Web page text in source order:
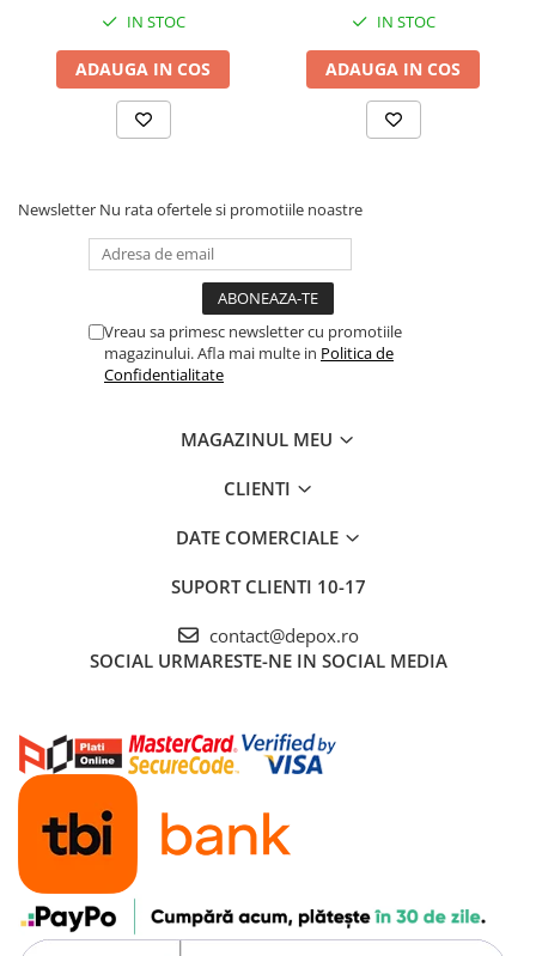
IN STOC
ADAUGA IN COS
IN STOC
ADAUGA IN COS
Newsletter Nu rata ofertele si promotiile noastre
Vreau sa primesc newsletter cu promotiile
magazinului. Afla mai multe in Politica de
Confidentialitate
MAGAZINUL MEU
CLIENTI
DATE COMERCIALE
SUPORT CLIENTI 10-17
contact@depox.ro
SOCIAL URMARESTE-NE IN SOCIAL MEDIA